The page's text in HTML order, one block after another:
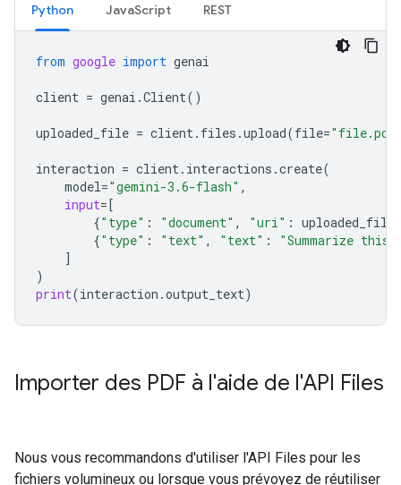
Python JavaScript REST
from google import genai
client = genai .Client()
uploaded_file = client. files .upload(file=
interaction = client. interactions .create(
model="gemini-3.6-flash" ,
input=[
{"type" : "document" , "uri" : uploaded_file
{"type" : "text" , "text" :
"Summarize this
]
)
print(interaction .output_text)
Importer des PDF à l'aide de l'API Files
Nous vous recommandons d'utiliser l'API Files pour les
fichiers volumineux ou lorsque vous prévoyez de réutiliser